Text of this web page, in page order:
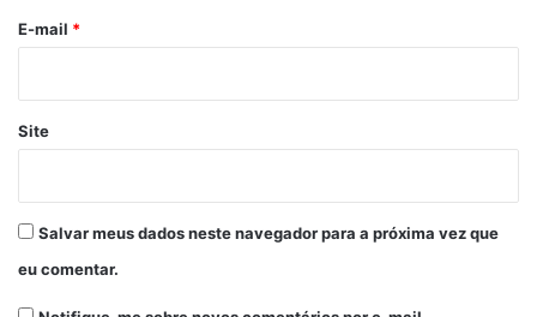
*
E-mail *
Site
Salvar meus dados neste navegador para a próxima vez que
eu comentar.